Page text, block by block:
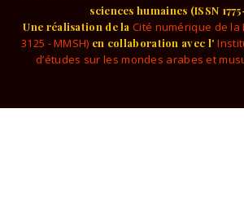
sciences humaines (ISSN
Une réalisation de laCité numérique de la
3125 - MMSH) en collaboration avec l'
d’études sur les mondes arabes et